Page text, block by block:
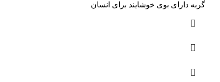
گربه دارای بوی خوشایند برای انسان